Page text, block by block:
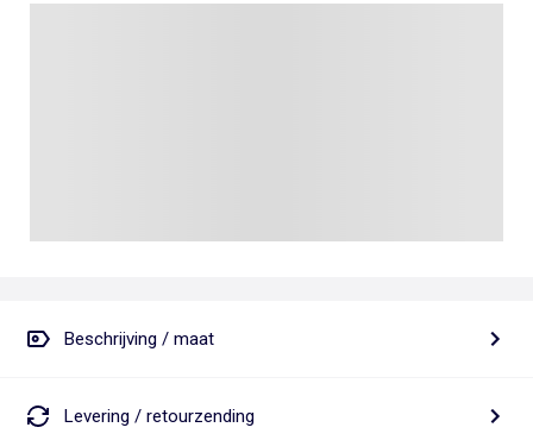
Beschrijving / maat
Levering / retourzending